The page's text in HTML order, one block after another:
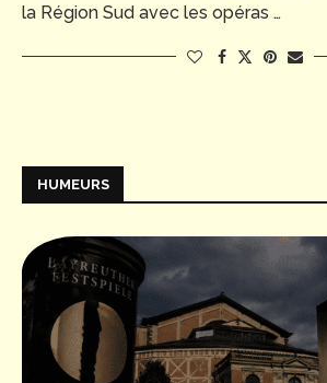
la Région Sud avec les opéras …
HUMEURS